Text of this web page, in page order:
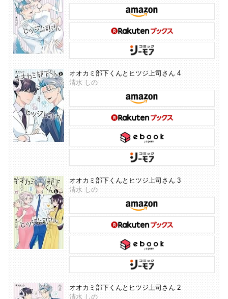
オオカミ部下くんとヒツジ上司さん 4
清水 しの
オオカミ部下くんとヒツジ上司さん 3
清水 しの
オオカミ部下くんとヒツジ上司さん 2
清水 しの